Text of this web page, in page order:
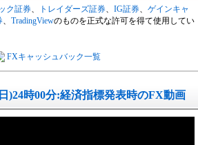
ク証券、 トレイダーズ証券、 IG証券、 ゲインキャ
、 TradingViewのものを正式な許可を得て使用してい
FXキャッシュバック一覧
)24時00分:経済指標発表時のFX動画